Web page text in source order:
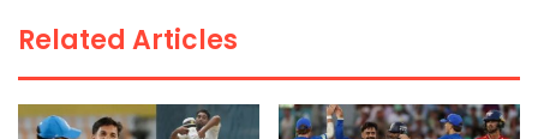
k
Related Articles